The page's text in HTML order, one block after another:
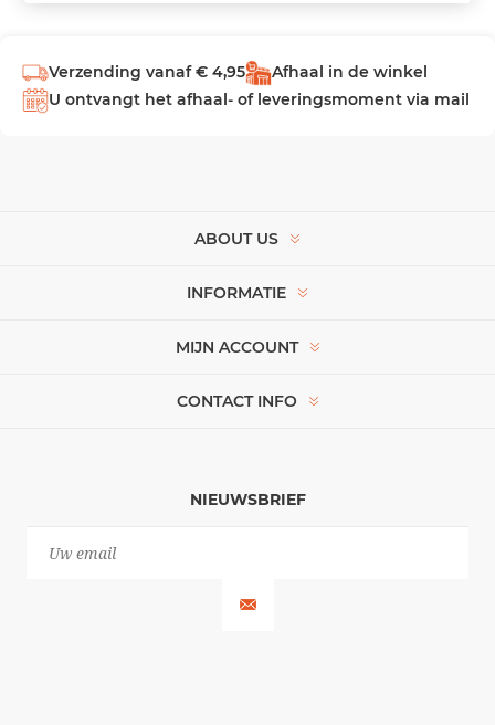
Verzending vanaf € 4,95
Afhaal in de winkel
U ontvangt het afhaal- of leveringsmoment via mail
ABOUT US
INFORMATIE
MIJN ACCOUNT
CONTACT INFO
NIEUWSBRIEF